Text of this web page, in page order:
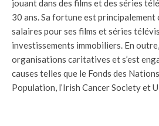
jouant dans des films et des séries
30 ans. Sa fortune est principalement
salaires pour ses films et séries
investissements immobiliers. En
organisations caritatives et s’est
causes telles que le Fonds des
Population, l’Irish Cancer Society et